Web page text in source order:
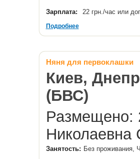
Зарплата: 22 грн./час или
Подробнее
Няня для первоклашки
Киев,
(БВС)
Размещено:
Николаевна
Занятость: Без проживания,